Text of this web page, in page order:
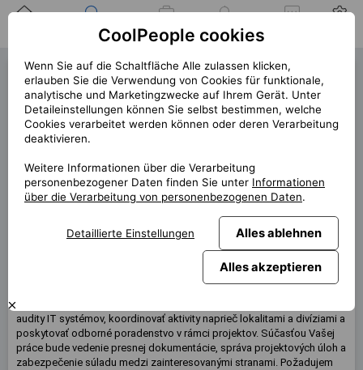
Position
Jobs
Application Engineer (42691)
« zurück
Platz
Vertrag
Vertrag über CP
4 600 EUR
audity IT systémov, koordinovať aktivity naprieč lokalitami a divíziami a
poskytovať odborné poradenstvo v rámci projektov. Súčasťou Vašej
práce bude vedenie presnej dokumentácie, správa projektových úloh a
zabezpečenie súladu medzi zainteresovanými stranami. Požadujem
CoolPeople cookies
Wenn Sie auf die Schaltfläche Alle zulassen klicken,
erlauben Sie die Verwendung von Cookies für funktionale,
analytische und Marketingzwecke auf Ihrem Gerät. Unter
Detaileinstellungen können Sie selbst bestimmen, welche
Cookies verarbeitet werden können oder deren Verarbeitung
deaktivieren.
Weitere Informationen über die Verarbeitung
personenbezogener Daten finden Sie unter Informationen
über die Verarbeitung von personenbezogenen Daten.
Detaillierte Einstellungen Alles ablehnen
Alles akzeptieren